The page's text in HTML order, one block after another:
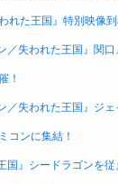
れた王国』特別映像
／失われた王国』関
！
／失われた王国』ジ
コンに集結！
国』シードラゴンを